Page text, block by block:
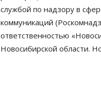
службой по надзору в
коммуникаций
ответственностью
Новосибирской области.